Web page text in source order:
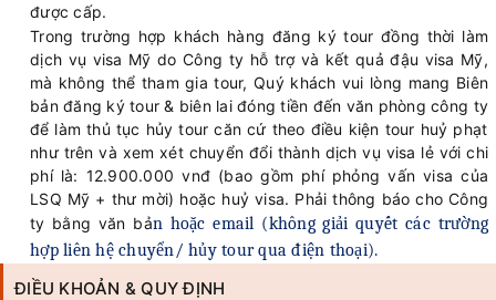
được cấp.
Trong trường hợp khách hàng đăng ký tour đồng thời làm
dịch vụ visa Mỹ do Công ty hỗ trợ và kết quả đậu visa Mỹ,
mà không thể tham gia tour, Quý khách vui lòng mang Biên
bản đăng ký tour & biên lai đóng tiền đến văn phòngcông ty
để làm thủ tục hủy tour căn cứ theo điều kiện tour huỷ phạt
như trên và xem xét chuyển đổi thành dịch vụ visa lẻ với chi
phí là: 12.900.000 vnđ (bao gồm phí phỏng vấn visa của
LSQ Mỹ + thư mời) hoặc huỷ visa. Phải thông báo cho Công
ty bằng văn bản hoặc email (không giải quyết các trường
hợp liên hệ chuyển/ hủy tour qua điện thoại).
ĐIỀU KHOẢN & QUY ĐỊNH